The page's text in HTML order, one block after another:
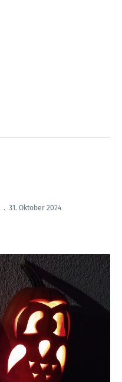
. 31. Oktober 2024